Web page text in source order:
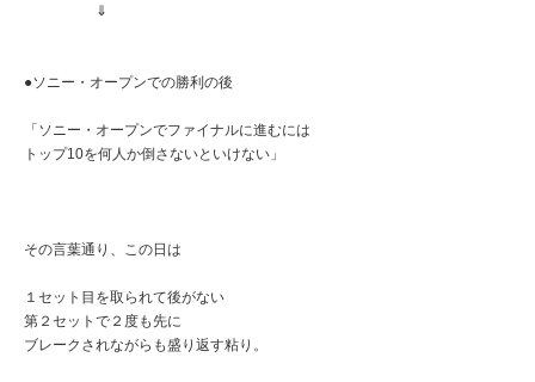
⇓
●ソニー・オープンでの勝利の後
「ソニー・オープンでファイナルに進むには
トップ10を何人か倒さないといけない」
その言葉通り、この日は
１セット目を取られて後がない
第２セットで２度も先に
ブレークされながらも盛り返す粘り。